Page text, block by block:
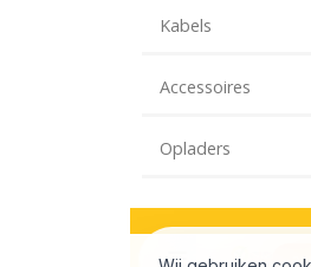
Kabels
Accessoires
Opladers